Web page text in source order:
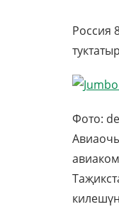
Россия
Фото: